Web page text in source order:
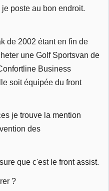
poste au bon endroit.
de 2002 étant en fin de
une Golf Sportsvan de
Business
soit équipée du front
je trouve la mention
des
que c'est le front assist.
?